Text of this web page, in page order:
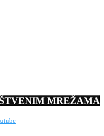
MREŽAMA